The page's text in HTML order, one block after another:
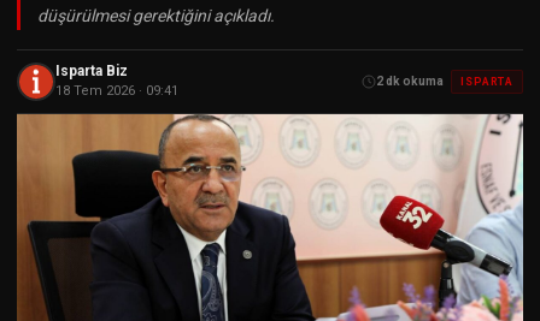
düşürülmesi gerektiğini açıkladı.
Isparta Biz
18 Tem 2026 · 09:41
2 dk okuma ISPARTA